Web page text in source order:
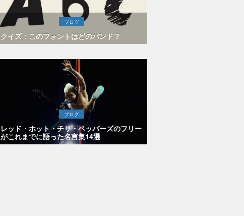
ブログ
クイズ：このフォントはどのバンド？
ブログ
レッド・ホット・チリ・ペッパーズのフリー
がこれまでに語った名言集14選